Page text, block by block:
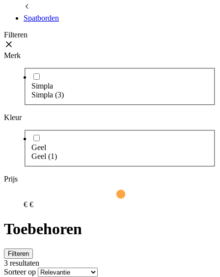
Spatborden
Filteren
Merk
Simpla
Simpla (3)
Kleur
Geel
Geel (1)
Prijs
€ €
Toebehoren
Filteren
3 resultaten
Sorteer op